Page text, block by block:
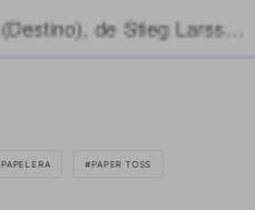
PAPELERA PAPER TOSS